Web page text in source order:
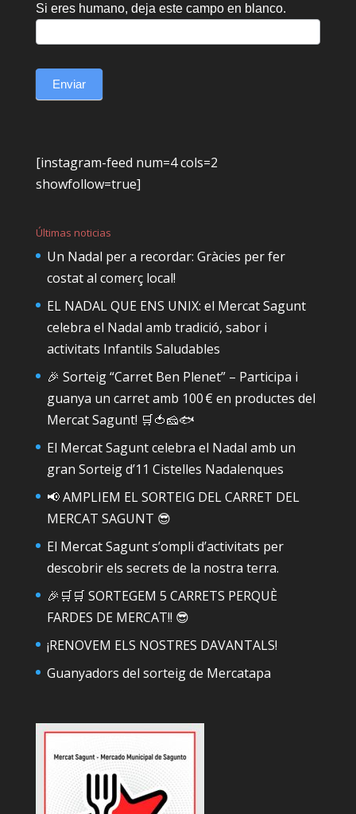
Si eres humano, deja este campo en blanco.
Enviar
[instagram-feed num=4 cols=2
showfollow=true]
Últimas noticias
Un Nadal per a recordar: Gràcies per fer
costat al comerç local!
EL NADAL QUE ENS UNIX: el Mercat Sagunt
celebra el Nadal amb tradició, sabor i
activitats Infantils Saludables
🎉 Sorteig “Carret Ben Plenet” – Participa i
guanya un carret amb 100 € en productes del
Mercat Sagunt! 🛒🍅🧀🐟
El Mercat Sagunt celebra el Nadal amb un
gran Sorteig d’11 Cistelles Nadalenques
📢 AMPLIEM EL SORTEIG DEL CARRET DEL
MERCAT SAGUNT 😎
El Mercat Sagunt s’ompli d’activitats per
descobrir els secrets de la nostra terra.
🎉🛒🛒 SORTEGEM 5 CARRETS PERQUÈ
FARDES DE MERCAT!! 😎
¡RENOVEM ELS NOSTRES DAVANTALS!
Guanyadors del sorteig de Mercatapa